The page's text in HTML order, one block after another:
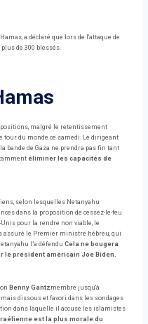
a déclaré que lors de l'attaque de
de 300 blessés.
malgré le retentissement
du monde ce samedi. Le dirigeant
bande de Gaza ne prendra pas fin tant
éliminer les capacités de
selon lesquelles Netanyahu
dans la proposition de cessez-le-feu
pour la rendre non viable, le
assuré le Premier ministre hébreu, qui
l’a défendu Cela ne bougera
le président américain Joe Biden.
Benny Gantz membre jusqu'à
dissous et favori dans les sondages
dans laquelle il accuse les islamistes
est la plus morale du